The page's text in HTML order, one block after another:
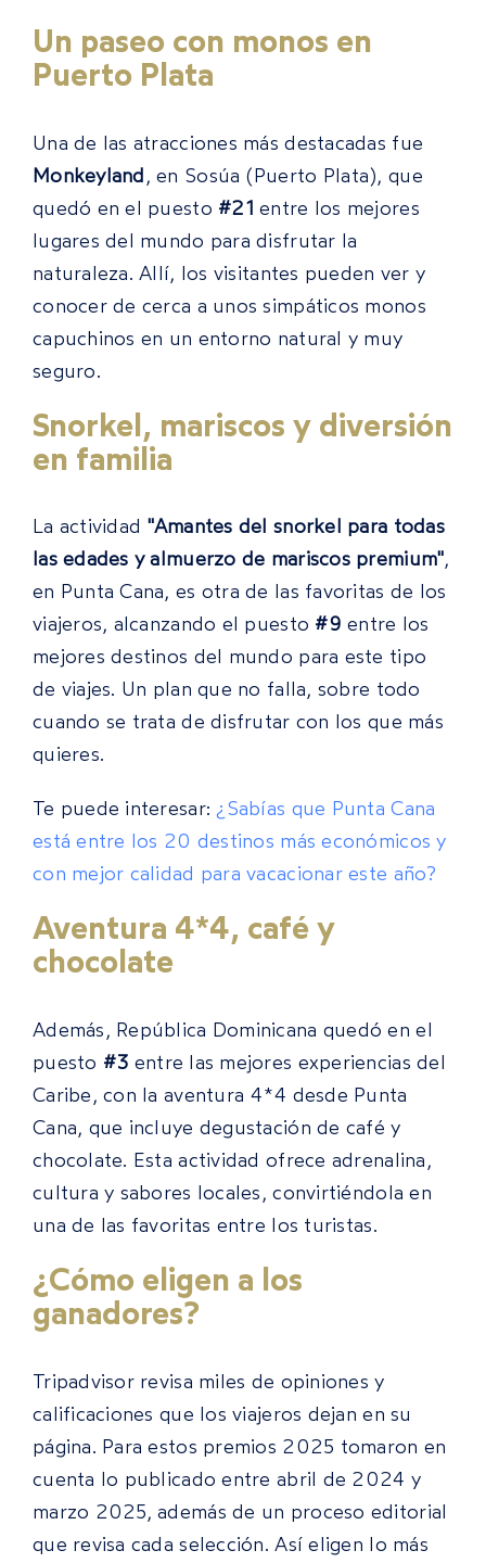
Un paseo con monos en
Puerto Plata
Una de las atracciones más destacadas fue
Monkeyland, en Sosúa (Puerto Plata), que
quedó en el puesto #21entre los mejores
lugares del mundo para disfrutar la
naturaleza. Allí, los visitantes pueden ver y
conocer de cerca a unos simpáticos monos
capuchinos en un entorno natural y muy
seguro.
Snorkel, mariscos y diversión
en familia
La actividad "Amantes del snorkel para todas
las edades y almuerzo de mariscos premium",
en Punta Cana, es otra de las favoritas de los
viajeros, alcanzando el puesto #9entre los
mejores destinos del mundo para este tipo
de viajes. Un plan que no falla, sobre todo
cuando se trata de disfrutar con los que más
quieres.
Te puede interesar: ¿Sabías que Punta Cana
está entre los 20 destinos más económicos y
con mejor calidad para vacacionar este año?
Aventura 4*4, café y
chocolate
Además, República Dominicana quedó en el
puesto #3 entre las mejores experiencias del
Caribe, con la aventura 4*4 desde Punta
Cana, que incluye degustación de café y
chocolate. Esta actividad ofrece adrenalina,
cultura y sabores locales, convirtiéndola en
una de las favoritas entre los turistas.
¿Cómo eligen a los
ganadores?
Tripadvisor revisa miles de opiniones y
calificaciones que los viajeros dejan en su
página. Para estos premios 2025 tomaron en
cuenta lo publicado entre abril de 2024 y
marzo 2025, además de un proceso editorial
que revisa cada selección. Así eligen lo más